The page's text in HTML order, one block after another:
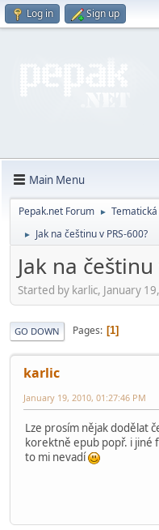
Log in Sign up
Main Menu
Pepak.net Forum ►
► Jak na češtinu v PRS-600?
Jak na češtinu
Started by karlic, January
GO DOWN Pages 1
karlic
January 19, 2010, 01:27:46 PM
Lze prosím nějak dodělat
korektně epub popř. i jiné
to mi nevadí